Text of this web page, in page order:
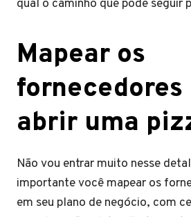
qual o caminho que pode seguir
Mapear os
fornecedores
abrir uma
Não vou entrar muito nesse
importante você mapear os
em seu plano de negócio, com